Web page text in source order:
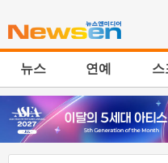
뉴스 연예 스